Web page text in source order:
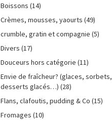
Boissons (14)
Crèmes, mousses, yaourts (49)
crumble, gratin et compagnie (5)
Divers (17)
Douceurs hors catégorie (11)
Envie de fraîcheur? (glaces, sorbets,
desserts glacés…) (28)
Flans, clafoutis, pudding & Co (15)
Fromages (10)